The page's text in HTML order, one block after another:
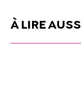
À LIRE AUSSI